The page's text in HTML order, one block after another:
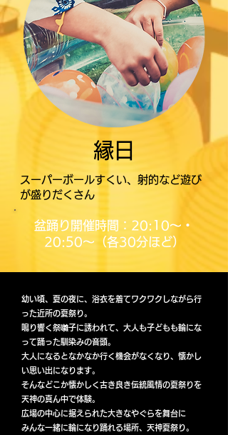
縁日
スーパーボールすくい、射的など遊び
が盛りだくさん
盆踊り開催時間：20:10〜・
20:50〜（各30分ほど）
幼い頃、夏の夜に、浴衣を着てワクワクしながら行
った近所の夏祭り。
鳴り響く祭囃子に誘われて、大人も子どもも輪にな
って踊った馴染みの音頭。
大人になるとなかなか行く機会がなくなり、懐かし
い思い出になります。
そんなどこか懐かしく古き良き伝統風情の夏祭りを
天神の真ん中で体験。
広場の中心に据えられた大きなやぐらを舞台に
みんな一緒に輪になり踊れる場所、天神夏祭り。